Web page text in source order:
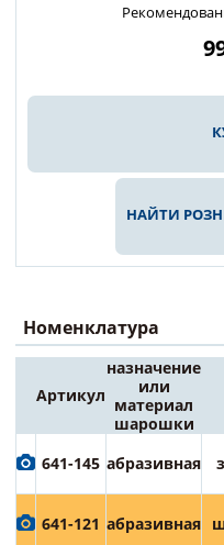
НАЙТИ
Номенклатура
Артикул
назначение
или
материал
шарошки
641-145 абразивная
641-121 абразивная